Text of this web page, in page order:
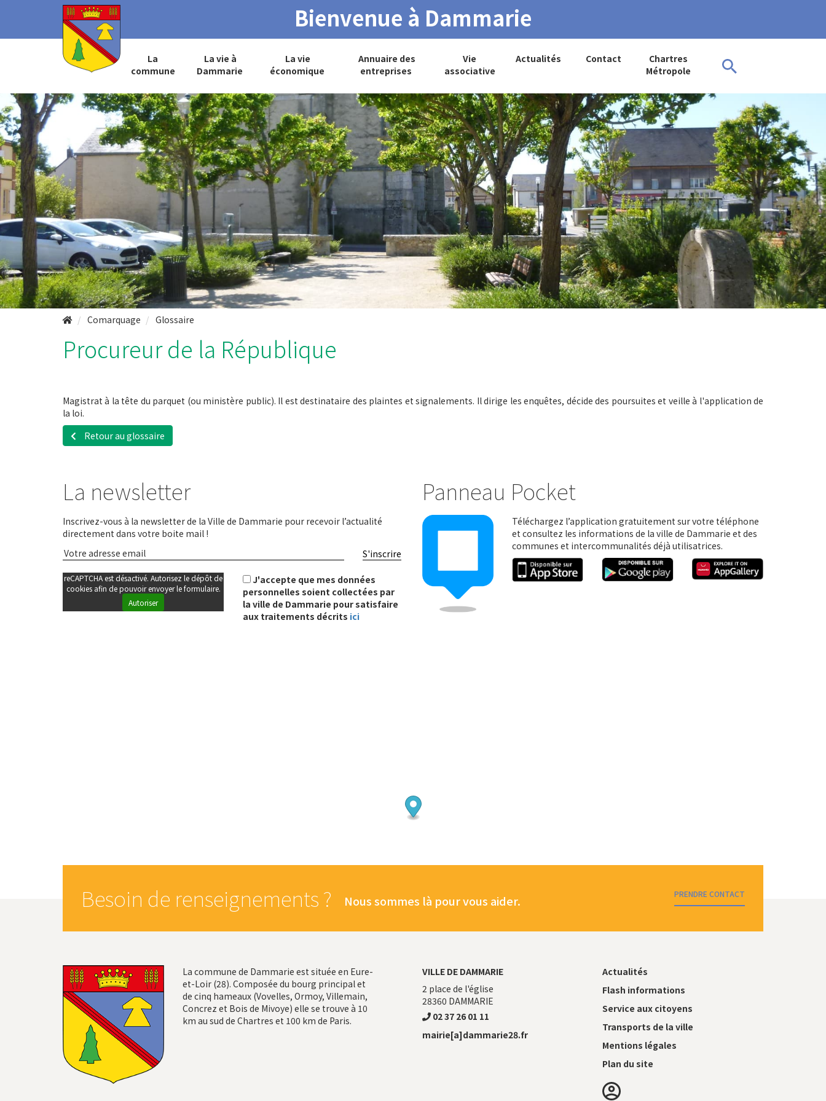
Bienvenue à Dammarie
La
commune
La vie à
Dammarie
La vie
économique
Annuaire des
entreprises
Vie
associative
Actualités Contact
Chartres
Métropole
Comarquage Glossaire
Procureur de la République
Magistrat à la tête du parquet (ou ministère public). Il est destinataire des plaintes et signalements. Il dirige les enquêtes, décide des poursuites et veille à l'application de
la loi.
Retour au glossaire
La newsletter
Inscrivez-vous à la newsletter de la Ville de Dammarie pour recevoir l’actualité
directement dans votre boite mail !
S'inscrire
reCAPTCHA est désactivé. Autorisez le dépôt de
cookies afin de pouvoir envoyer le formulaire.
Autoriser
J'accepte que mes données
personnelles soient collectées par
la ville de Dammarie pour satisfaire
aux traitements décrits ici
Panneau Pocket
Téléchargez l’application gratuitement sur votre téléphone
et consultez les informations de la ville de Dammarie et des
communes et intercommunalités déjà utilisatrices.
Besoin de renseignements ? Nous sommes là pour vous aider. PRENDRE CONTACT
La commune de Dammarie est située en Eure-
et-Loir (28). Composée du bourg principal et
de cinq hameaux (Vovelles, Ormoy, Villemain,
Concrez et Bois de Mivoye) elle se trouve à 10
km au sud de Chartres et 100 km de Paris.
VILLE DE DAMMARIE
2 place de l'église
28360 DAMMARIE
02 37 26 01 11
mairie[a]dammarie28.fr
Actualités
Flash informations
Service aux citoyens
Transports de la ville
Mentions légales
Plan du site